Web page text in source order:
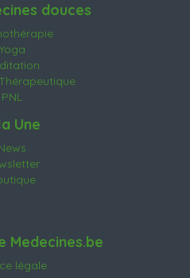
douces
Yoga
PNL
Une
Medecines.be
légale